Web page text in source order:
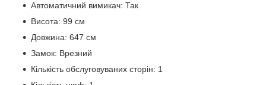
Автоматичний вимикач: Так
Висота: 99 см
Довжина: 647 см
Замок: Врезний
Кількість обслуговуваних сторін: 1